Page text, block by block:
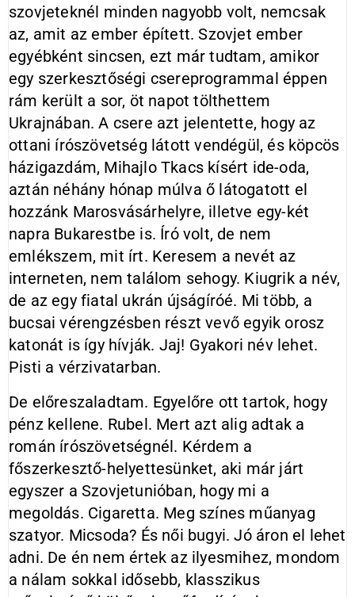
szovjeteknél minden nagyobb volt, nemcsak
az, amit az ember épített. Szovjet ember
egyébként sincsen, ezt már tudtam, amikor
egy szerkesztőségi csereprogrammal éppen
rám került a sor, öt napot tölthettem
Ukrajnában. A csere azt jelentette, hogy az
ottani írószövetség látott vendégül, és köpcös
házigazdám, Mihajlo Tkacs kísért ide-oda,
aztán néhány hónap múlva ő látogatott el
hozzánk Marosvásárhelyre, illetve egy-két
napra Bukarestbe is. Író volt, de nem
emlékszem, mit írt. Keresem a nevét az
interneten, nem találom sehogy. Kiugrik a név,
de az egy fiatal ukrán újságíróé. Mi több, a
bucsai vérengzésben részt vevő egyik orosz
katonát is így hívják. Jaj! Gyakori név lehet.
Pisti a vérzivatarban.
De előreszaladtam. Egyelőre ott tartok, hogy
pénz kellene. Rubel. Mert azt alig adtak a
román írószövetségnél. Kérdem a
főszerkesztő-helyettesünket, aki már járt
egyszer a Szovjetunióban, hogy mi a
megoldás. Cigaretta. Meg színes műanyag
szatyor. Micsoda? És női bugyi. Jó áron el lehet
adni. De én nem értek az ilyesmihez, mondom
a nálam sokkal idősebb, klasszikus